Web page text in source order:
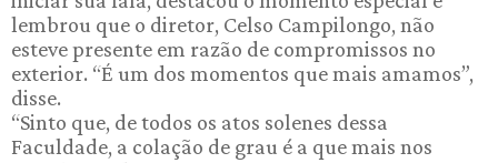
lembrou que o diretor, Celso Campilongo, não
esteve presente em razão de compromissos no
exterior. “É um dos momentos que mais amamos”,
disse.
“Sinto que, de todos os atos solenes dessa
Faculdade, a colação de grau é a que mais nos